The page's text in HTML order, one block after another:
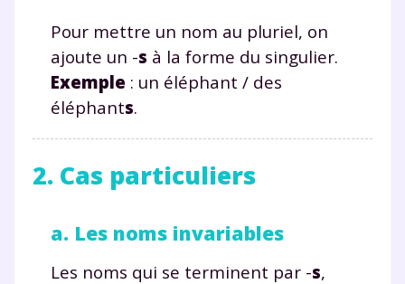
Pour mettre un nom au pluriel, on
ajoute un -s à la forme du singulier.
Exemple : un éléphant / des
éléphants.
2. Cas particuliers
a. Les noms invariables
Les noms qui se terminent par -s,